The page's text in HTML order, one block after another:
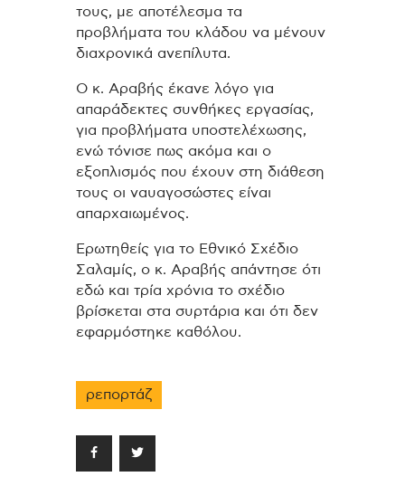
τους, με αποτέλεσμα τα
προβλήματα του κλάδου να μένουν
διαχρονικά ανεπίλυτα.
Ο κ. Αραβής έκανε λόγο για
απαράδεκτες συνθήκες εργασίας,
για προβλήματα υποστελέχωσης,
ενώ τόνισε πως ακόμα και ο
εξοπλισμός που έχουν στη διάθεση
τους οι ναυαγοσώστες είναι
απαρχαιωμένος.
Ερωτηθείς για το Εθνικό Σχέδιο
Σαλαμίς, ο κ. Αραβής απάντησε ότι
εδώ και τρία χρόνια το σχέδιο
βρίσκεται στα συρτάρια και ότι δεν
εφαρμόστηκε καθόλου.
ρεπορτάζ